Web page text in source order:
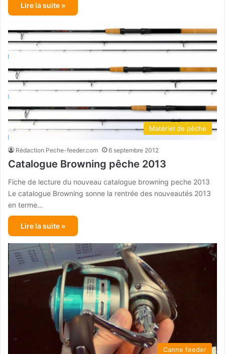
Lire la suite »
Matériel de pêche
Rédaction Peche-feeder.com 6 septembre 2012
Catalogue Browning pêche 2013
Fiche de lecture du nouveau catalogue browning peche 2013
Le catalogue Browning sonne la rentrée des nouveautés 2013
en terme…
Lire la suite »
Canne feeder